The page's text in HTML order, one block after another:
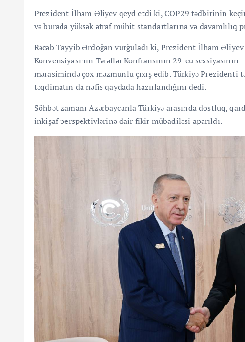
Prezident İlham Əliyev qeyd etdi ki, COP29 tədbirinin
və burada yüksək ətraf mühit standartlarına və
Rəcəb Tayyib Ərdoğan vurğuladı ki, Prezident İlham
Konvensiyasının Tərəflər Konfransının 29-cu
mərasimində çox məzmunlu çıxış edib. Türkiyə Prezidenti
təqdimatın da nəfis qaydada hazırlandığını dedi.
Söhbət zamanı Azərbaycanla Türkiyə arasında dostluq,
inkişaf perspektivlərinə dair fikir mübadiləsi aparıldı.